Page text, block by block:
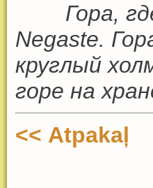
Гора,
Negaste.
круглый
горе на
<< Atpakaļ